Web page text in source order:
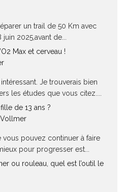
un trail de 50 Km avec
2025,avant de...
Max et cerveau !
Je trouverais bien
les études que vous citez....
de 13 ans ?
vous pouvez continuer à faire
pour progresser est...
ou rouleau, quel est l’outil le